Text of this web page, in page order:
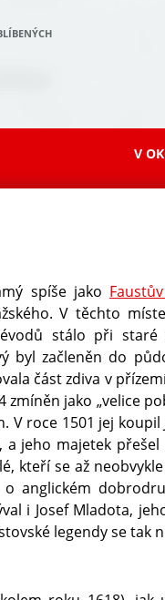
V
spíše jako
V těchto
stálo při
byl začleněn do
část zdiva v
jako „velice
roce 1501 jej koupil
jeho majetek
kteří se až
anglickém
i Josef Mladota,
legendy se tak